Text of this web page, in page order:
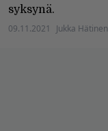
syksynä.
09.11.2021 Jukka Hätinen